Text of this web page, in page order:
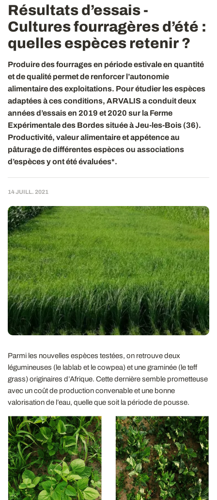
Résultats d’essais -
Cultures fourragères d’été :
quelles espèces retenir ?
Produire des fourrages en période estivale en quantité
et de qualité permet de renforcer l’autonomie
alimentaire des exploitations. Pour étudier les espèces
adaptées à ces conditions, ARVALIS a conduit deux
années d’essais en 2019 et 2020 sur la Ferme
Expérimentale des Bordes située à Jeu-les-Bois (36).
Productivité, valeur alimentaire et appétence au
pâturage de différentes espèces ou associations
d’espèces y ont été évaluées*.
14 JUILL. 2021
Parmi les nouvelles espèces testées, on retrouve deux
légumineuses (le lablab et le cowpea) et une graminée (le teff
grass) originaires d’Afrique. Cette dernière semble prometteuse
avec un coût de production convenable et une bonne
valorisation de l’eau, quelle que soit la période de pousse.